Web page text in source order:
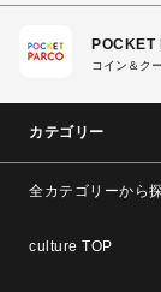
POCKET
コイン＆ク
カテゴリー
全カテゴリーから
culture TOP